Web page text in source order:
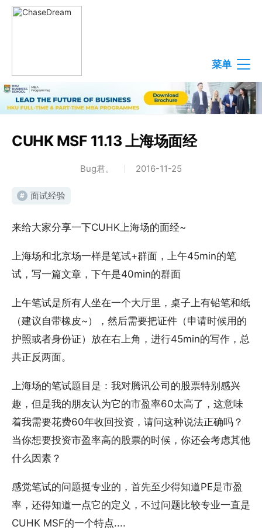
菜单
CUHK MSF 11.13 上海场面经
Bug君。 2016-11-25
# 面试经验
来给大家分享一下CUHK上海场的面经~
上海场和北京场一样是笔试+群面，上午45min的笔
试，写一篇文章，下午是40min的群面
上午笔试是所有人坐在一个大厅里，桌子上有铅笔和纸
（建议自带橡皮~），然后需要把证件（申请时候用的
护照或者身份证）放在右上角，进行45min的写作，总
共正反两面。
上海场的笔试题目是：我对腾讯公司的股票特别感兴
趣，但是我的朋友认为它的市盈率60太高了，这意味
着我需要花费60年收回投资，请问这种说法正确吗？
当你想要投资市盈率高的股票的时候，你还会考虑其他
什么因素？
感觉笔试的问题挺专业的，首先至少得知道PE是市盈
率，还得知道一点它的定义，不过问题比较专业一直是
CUHK MSF的一个特点....